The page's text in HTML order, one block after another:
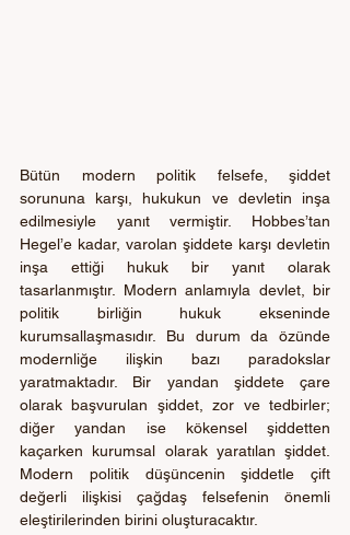
Bütün modern politik felsefe, şiddet
sorununa karşı, hukukun ve devletin inşa
edilmesiyle yanıt vermiştir. Hobbes’tan
Hegel’e kadar, varolan şiddete karşı devletin
inşa ettiği hukuk bir yanıt olarak
tasarlanmıştır. Modern anlamıyla devlet, bir
politik birliğin hukuk ekseninde
kurumsallaşmasıdır. Bu durum da özünde
modernliğe ilişkin bazı paradokslar
yaratmaktadır. Bir yandan şiddete çare
olarak başvurulan şiddet, zor ve tedbirler;
diğer yandan ise kökensel şiddetten
kaçarken kurumsal olarak yaratılan şiddet.
Modern politik düşüncenin şiddetle çift
değerli ilişkisi çağdaş felsefenin önemli
eleştirilerinden birini oluşturacaktır.